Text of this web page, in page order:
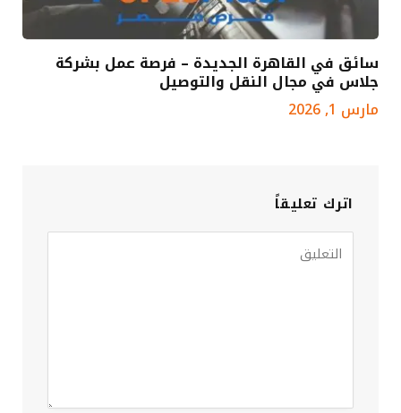
سائق في القاهرة الجديدة – فرصة عمل بشركة
جلاس في مجال النقل والتوصيل
مارس 1, 2026
اترك تعليقاً